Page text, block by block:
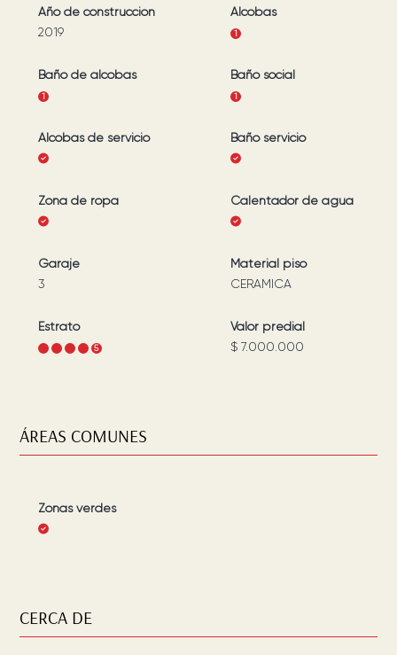
Año de construcción
2019
Alcobas
1
Baño de alcobas
1
Baño social
1
Alcobas de servicio Baño servicio
Zona de ropa Calentador de agua
Garaje
3
Material piso
CERAMICA
Estrato
4 5
Valor predial
$ 7.000.000
ÁREAS COMUNES
Zonas verdes
CERCA DE